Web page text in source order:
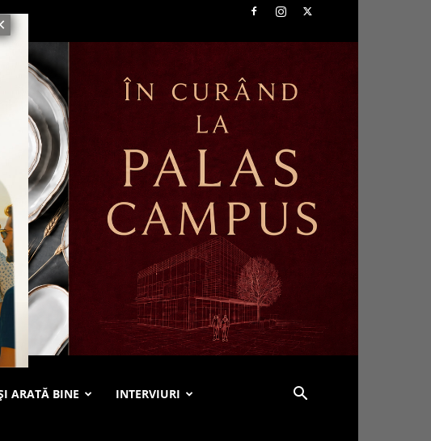
ARATĂ BINE INTERVIURI